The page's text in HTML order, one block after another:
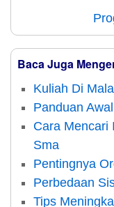
Baca Juga
Kuliah Di
Panduan
Cara Mencari
Sma
Pentingnya
Perbedaan
Tips